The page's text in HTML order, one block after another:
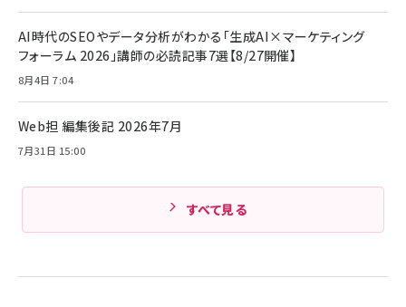
Anker PowerLine III Flow USB-C & USB-
C ケーブル Anker絡まないケーブル 240W 結
束バンド付き USB PD対応 シリコン素材採用
iPhone 17 / 16 / 15 / Galaxy iPad Pro
Amazonランキングをもっと見る
ヤセラーキャンペーン】
￥4,857
Amazonランキングをもっと見る
AI時代のSEOやデータ分析がわかる「生成AI×マーケティング
フォーラム 2026」講師の必読記事7選【8/27開催】
8月4日 7:04
Web担 編集後記 2026年7月
7月31日 15:00
すべて見る